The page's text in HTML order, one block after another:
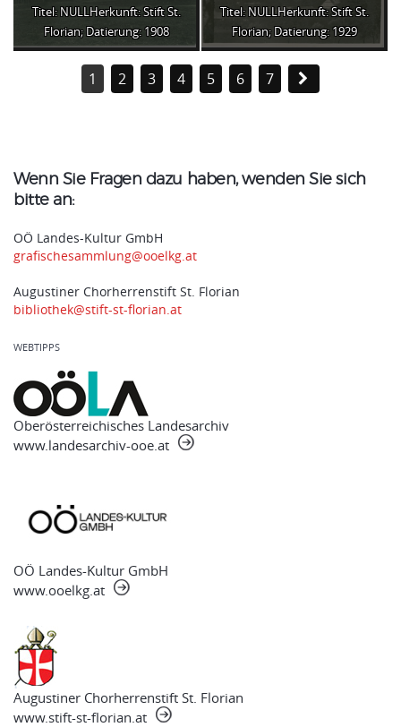
Titel: NULLHerkunft: Stift St.
Florian; Datierung: 1908
Titel: NULLHerkunft: Stift St.
Florian; Datierung: 1929
1 2 3 4 5 6 7
Wenn Sie Fragen dazu haben, wenden Sie sich
bitte an:
OÖ Landes-Kultur GmbH
grafischesammlung@ooelkg.at
Augustiner Chorherrenstift St. Florian
bibliothek@stift-st-florian.at
WEBTIPPS
Oberösterreichisches Landesarchiv
www.landesarchiv-ooe.at
OÖ Landes-Kultur GmbH
www.ooelkg.at
Augustiner Chorherrenstift St. Florian
www.stift-st-florian.at